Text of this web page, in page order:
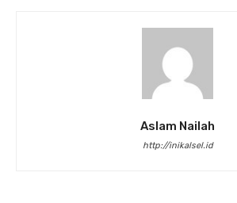
Aslam Nailah
http://inikalsel.id